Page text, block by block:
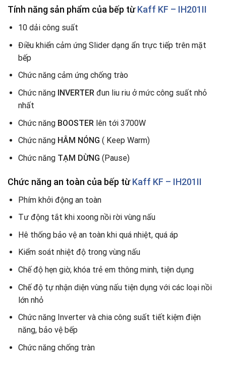
Tính năng sản phẩm của bếp từKaff KF – IH201II
10 dải công suất
Điều khiển cảm ứng Slider dạng ẩn trực tiếp trên mặt
bếp
Chức năng cảm ứng chống trào
Chức năng INVERTERđun liu riu ở mức công suất nhỏ
nhất
Chức năng BOOSTER lên tới 3700W
Chức năng HÂM NÓNG ( Keep Warm)
Chức năng TẠM DỪNG (Pause)
Chức năng an toàn của bếp từKaff KF – IH201II
Phím khởi động an toàn
Tư động tắt khi xoong nồi rời vùng nấu
Hê thống bảo vệ an toàn khi quá nhiệt, quá áp
Kiểm soát nhiệt độ trong vùng nấu
Chế độ hẹn giờ, khóa trẻ em thông minh, tiện dụng
Chế độ tự nhận diện vùng nấu tiện dụng với các loại nồi
lớn nhỏ
Chức năng Inverter và chia công suất tiết kiệm điện
năng, bảo vệ bếp
Chức năng chống tràn